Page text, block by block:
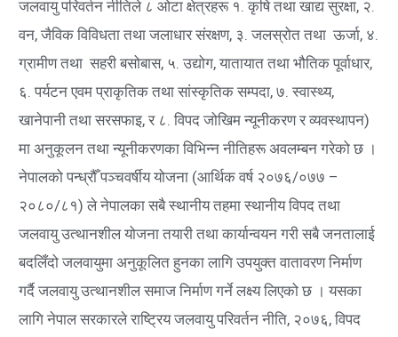
जलवायु परिवर्तन नीतिले ८ ओटा क्षेत्रहरू १. कृषि तथा खाद्य सुरक्षा, २.
वन, जैविक विविधता तथा जलाधार संरक्षण, ३. जलस्रोत तथा ऊर्जा, ४.
ग्रामीण तथा सहरी बसोबास, ५. उद्योग, यातायात तथा भौतिक पूर्वाधार,
६. पर्यटन एवम प्राकृतिक तथा सांस्कृतिक सम्पदा, ७. स्वास्थ्य,
खानेपानी तथा सरसफाइ, र ८. विपद जोखिम न्यूनीकरण र व्यवस्थापन)
मा अनुकूलन तथा न्यूनीकरणका विभिन्न नीतिहरू अवलम्बन गरेको छ ।
नेपालको पन्ध्रौँ पञ्चवर्षीय योजना (आर्थिक वर्ष २०७६/०७७ –
२०८०/८१) ले नेपालका सबै स्थानीय तहमा स्थानीय विपद तथा
जलवायु उत्थानशील योजना तयारी तथा कार्यान्वयन गरी सबै जनतालाई
बदलिँदो जलवायुमा अनुकूलित हुनका लागि उपयुक्त वातावरण निर्माण
गर्दै जलवायु उत्थानशील समाज निर्माण गर्ने लक्ष्य लिएको छ । यसका
लागि नेपाल सरकारले राष्ट्रिय जलवायु परिवर्तन नीति, २०७६, विपद